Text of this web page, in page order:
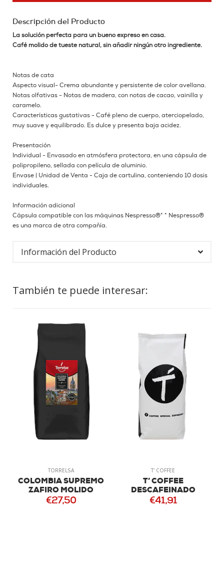
Descripción del Producto
La solución perfecta para un bueno expreso en casa.
Café molido de tueste natural, sin añadir ningún otro ingrediente.
Notas de cata
Aspecto visual- Crema abundante y persistente de color avellana.
Notas olfativas - Notas de madera, con notas de cacao, vainilla y
caramelo.
Características gustativas - Café pleno de cuerpo, aterciopelado,
muy suave y equilibrado. Es dulce y presenta baja acidez.
Presentación
Individual - Envasado en atmósfera protectora, en una cápsula de
polipropileno, sellada con película de aluminio.
Envase | Unidad de Venta - Caja de cartulina, conteniendo 10 dosis
individuales.
Información adicional
Cápsula compatible con las máquinas Nespresso®* * Nespresso®
es una marca de otra compañía.
Información del Producto
También te puede interesar:
TORRELSA
COLOMBIA SUPREMO
ZAFIRO MOLIDO
€27,50
T' COFFEE
T’ COFFEE
DESCAFEINADO
€41,91